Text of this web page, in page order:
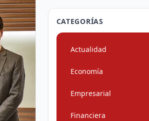
CATEGORÍAS
Actualidad
Economía
Empresarial
Financiera